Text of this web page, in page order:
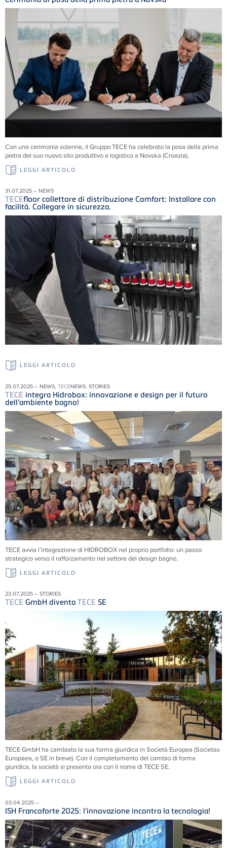
Con una cerimonia solenne, il GruppoTECE ha celebrato la posa della prima
pietra del suo nuovo sito produttivo e logistico a Novska (Croazia).
LEGGI ARTICOLO
31.07.2025 – NEWS
TECEfloor collettore di distribuzione Comfort: Installare con
facilità. Collegare in sicurezza.
LEGGI ARTICOLO
25.07.2025 – NEWS, TECENEWS, STORIES
TECE integra Hidrobox: innovazione e design per il futuro
dell’ambiente bagno!
TECEavvia l’integrazione di HIDROBOX nel proprio portfolio: un passo
strategico verso il rafforzamento nel settore del design bagno.
LEGGI ARTICOLO
23.07.2025 – STORIES
TECE GmbH diventa TECE SE
TECEGmbH ha cambiato la sua forma giuridica in Società Europea (Societas
Europaea, o SE in breve). Con il completamento del cambio di forma
giuridica, la società si presenta ora con il nome di TECESE.
LEGGI ARTICOLO
03.04.2025 –
ISH Francoforte 2025: l'innovazione incontra la tecnologia!